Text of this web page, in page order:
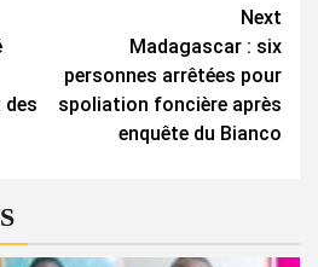
Next
Madagascar : six
personnes arrêtées pour
spoliation foncière après
enquête du Bianco